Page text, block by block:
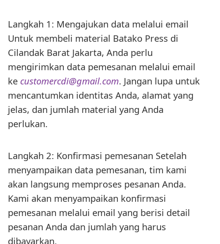
Langkah 1: Mengajukan data melalui email
Untuk membeli material Batako Press di
Cilandak Barat Jakarta, Anda perlu
mengirimkan data pemesanan melalui email
ke customercdi@gmail.com. Jangan lupa untuk
mencantumkan identitas Anda, alamat yang
jelas, dan jumlah material yang Anda
perlukan.
Langkah 2: Konfirmasi pemesanan Setelah
menyampaikan data pemesanan, tim kami
akan langsung memproses pesanan Anda.
Kami akan menyampaikan konfirmasi
pemesanan melalui email yang berisi detail
pesanan Anda dan jumlah yang harus
dibayarkan.